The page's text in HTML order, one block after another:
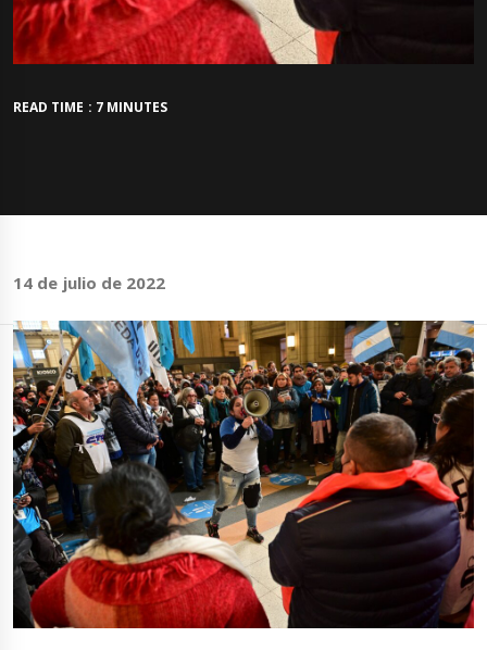
READ TIME : 7 MINUTES
14 de julio de 2022